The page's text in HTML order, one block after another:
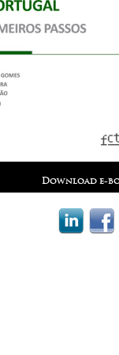
Download e-